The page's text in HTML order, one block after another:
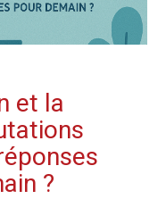
et la
?